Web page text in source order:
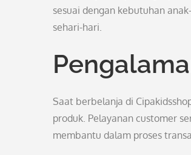
sesuai dengan kebutuhan
sehari-hari.
Saat berbelanja di
produk. Pelayanan customer
membantu dalam proses